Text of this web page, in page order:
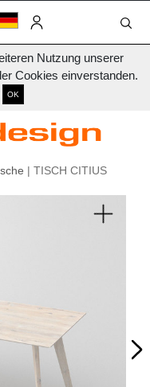
Nutzung unserer
Cookies einverstanden.
OK
| TISCH CITIUS